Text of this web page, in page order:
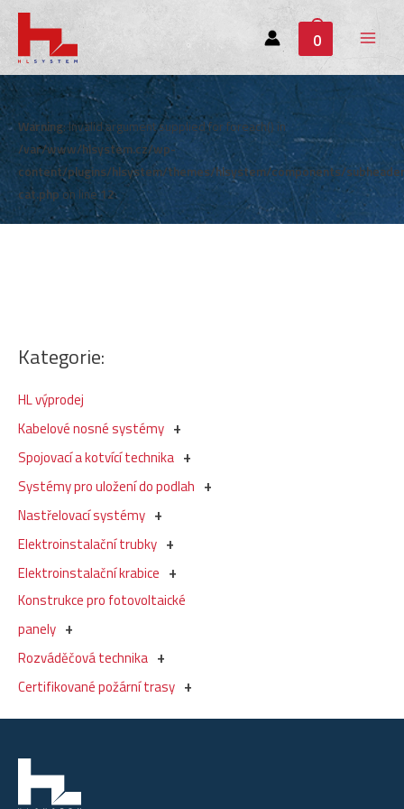
0
Main
Menu
Kategorie:
HL výprodej
Kabelové nosné systémy
Spojovací a kotvící technika
Systémy pro uložení do podlah
Nastřelovací systémy
Elektroinstalační trubky
Elektroinstalační krabice
Konstrukce pro fotovoltaické
panely
Rozváděčová technika
Certifikované požární trasy
Warning: Invalid argument supplied for foreach() in
/var/www/hlsystem.cz/wp-
content/plugins/hlsystem/themes/hlsystem/components/
cat.phpon line12